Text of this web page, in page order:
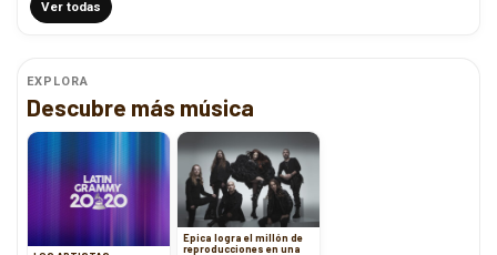
Ver todas
EXPLORA
Descubre más música
Epica logra el millón de
reproducciones en una